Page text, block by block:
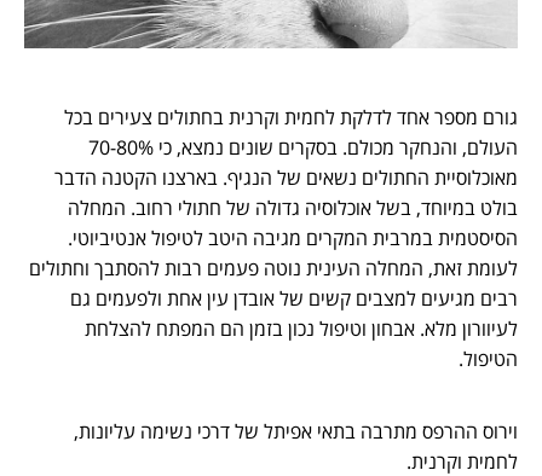
גורם מספר אחד לדלקת לחמית וקרנית בחתולים צעירים בכל
העולם, והנחקר מכולם. בסקרים שונים נמצא, כי 70-80%
מאוכלוסיית החתולים נשאים של הנגיף. בארצנו הקטנה הדבר
בולט במיוחד, בשל אוכלוסיה גדולה של חתולי רחוב. המחלה
הסיסטמית במרבית המקרים מגיבה היטב לטיפול אנטיביוטי.
לעומת זאת, המחלה העינית נוטה פעמים רבות להסתבך וחתולים
רבים מגיעים למצבים קשים של אובדן עין אחת ולפעמים גם
לעיוורון מלא. אבחון וטיפול נכון בזמן הם המפתח להצלחת
הטיפול.
וירוס ההרפס מתרבה בתאי אפיתל של דרכי נשימה עליונות,
לחמית וקרנית.